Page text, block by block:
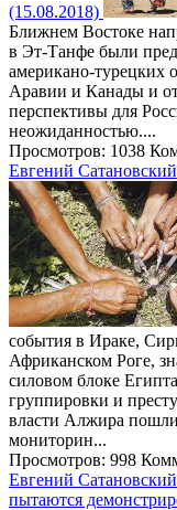
(15.08.2018)
Ближнем Востоке
в Эт-Танфе были
американо-турецких
Аравии и Канады и
перспективы для
неожиданностью....
Просмотров: 1038
Евгений
события в Ираке,
Африканском Роге,
силовом блоке
группировки и
власти Алжира
мониторин...
Просмотров: 998
Евгений
пытаются